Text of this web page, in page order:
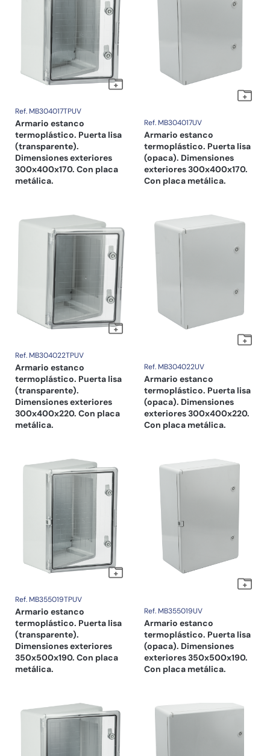
Ref. MB304017TPUV
Armario estanco
termoplástico. Puerta lisa
(transparente).
Dimensiones exteriores
300x400x170. Con placa
metálica.
Ref. MB304017UV
Armario estanco
termoplástico. Puerta lisa
(opaca). Dimensiones
exteriores 300x400x170.
Con placa metálica.
Ref. MB304022TPUV
Armario estanco
termoplástico. Puerta lisa
(transparente).
Dimensiones exteriores
300x400x220. Con placa
metálica.
Ref. MB304022UV
Armario estanco
termoplástico. Puerta lisa
(opaca). Dimensiones
exteriores 300x400x220.
Con placa metálica.
Ref. MB355019TPUV
Armario estanco
termoplástico. Puerta lisa
(transparente).
Dimensiones exteriores
350x500x190. Con placa
metálica.
Ref. MB355019UV
Armario estanco
termoplástico. Puerta lisa
(opaca). Dimensiones
exteriores 350x500x190.
Con placa metálica.